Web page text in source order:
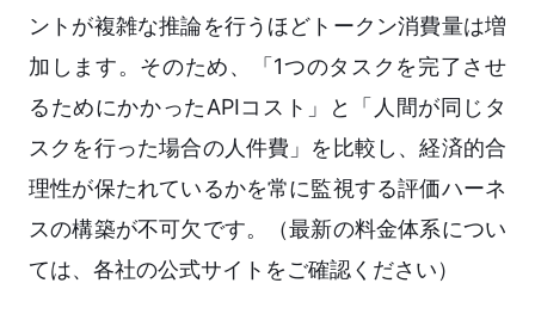
ントが複雑な推論を行うほどトークン消費量は増
加します。そのため、「1つのタスクを完了させ
るためにかかったAPIコスト」と「人間が同じタ
スクを行った場合の人件費」を比較し、経済的合
理性が保たれているかを常に監視する評価ハーネ
スの構築が不可欠です。（最新の料金体系につい
ては、各社の公式サイトをご確認ください）